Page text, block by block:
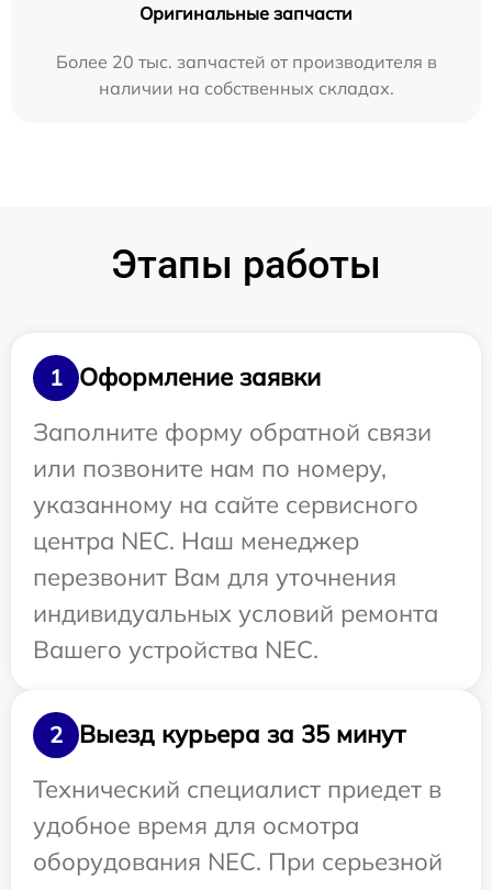
Оригинальные запчасти
Более 20 тыс. запчастей от производителя в
наличии на собственных складах.
Этапы работы
1
Оформление заявки
Заполните форму обратной связи
или позвоните нам по номеру,
указанному на сайте сервисного
центра NEC. Наш менеджер
перезвонит Вам для уточнения
индивидуальных условий ремонта
Вашего устройства NEC.
2
Выезд курьера за 35 минут
Технический специалист приедет в
удобное время для осмотра
оборудования NEC. При серьезной